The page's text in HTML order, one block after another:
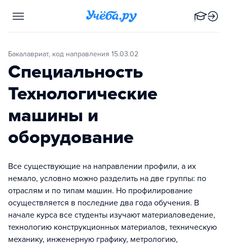
Бакалавриат, код направления 15.03.02
Специальность
Технологические
машины и
оборудование
Все существующие на направлении профили, а их
немало, условно можно разделить на две группы: по
отраслям и по типам машин. Но профилирование
осуществляется в последние два года обучения. В
начале курса все студенты изучают материаловедение,
технологию конструкционных материалов, техническую
механику, инженерную графику, метрологию,